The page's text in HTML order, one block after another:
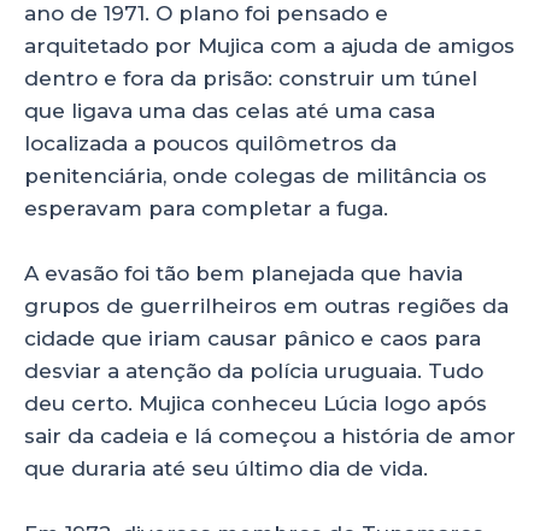
ano de 1971. O plano foi pensado e
arquitetado por Mujica com a ajuda de amigos
dentro e fora da prisão: construir um túnel
que ligava uma das celas até uma casa
localizada a poucos quilômetros da
penitenciária, onde colegas de militância os
esperavam para completar a fuga.
A evasão foi tão bem planejada que havia
grupos de guerrilheiros em outras regiões da
cidade que iriam causar pânico e caos para
desviar a atenção da polícia uruguaia. Tudo
deu certo. Mujica conheceu Lúcia logo após
sair da cadeia e lá começou a história de amor
que duraria até seu último dia de vida.